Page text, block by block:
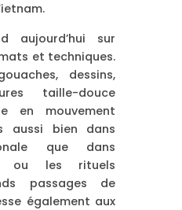
aujourd’hui sur
et techniques.
dessins,
taille-douce
en mouvement
aussi bien dans
que dans
ou les rituels
passages de
également aux